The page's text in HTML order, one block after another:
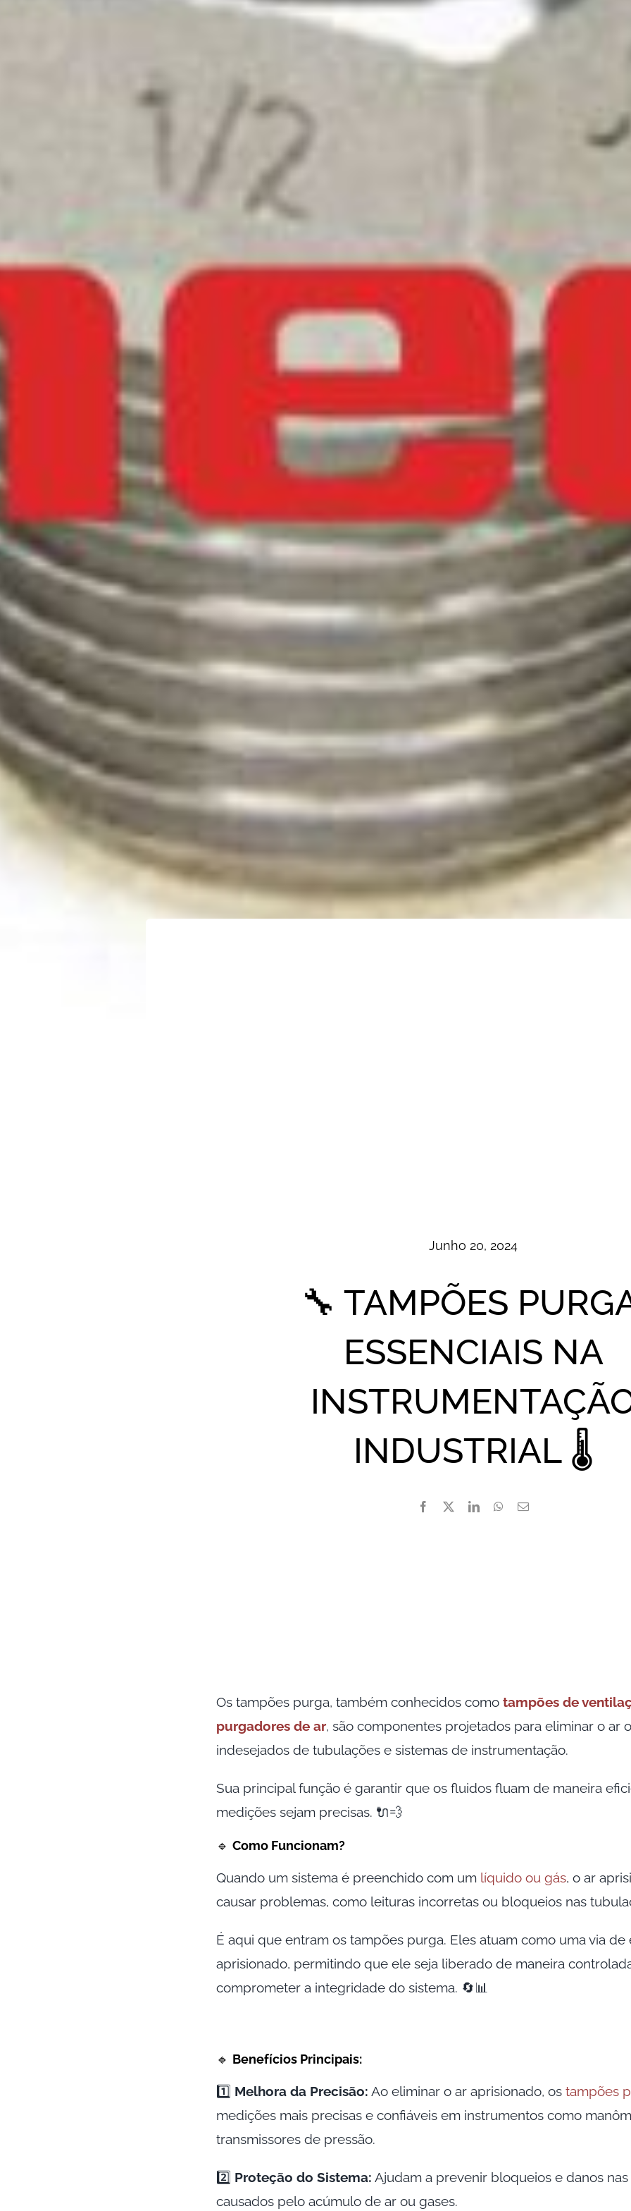
Junho 20, 2024
🔧 TAMPÕES
ESSENCIAIS NA
INDUSTRIAL 🌡️
Os tampões purga, também conhecidos como tampões de
purgadores de ar, são componentes projetados para eliminar o ar
indesejados de tubulações e sistemas de instrumentação.
Sua principal função é garantir que os fluidos fluam de maneira
medições sejam precisas. 🔌💨
🔹 Como Funcionam?
Quando um sistema é preenchido com um líquido ou gás, o ar
causar problemas, como leituras incorretas ou bloqueios nas
É aqui que entram os tampões purga. Eles atuam como uma via de
aprisionado, permitindo que ele seja liberado de maneira
comprometer a integridade do sistema. 🔄📊
🔹 Benefícios Principais:
1️⃣ Melhora da Precisão: Ao eliminar o ar aprisionado, os tampões
medições mais precisas e confiáveis em instrumentos como
transmissores de pressão.
2️⃣ Proteção do Sistema: Ajudam a prevenir bloqueios e danos
causados pelo acúmulo de ar ou gases.